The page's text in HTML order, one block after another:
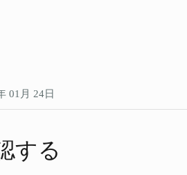
01月 24日
する